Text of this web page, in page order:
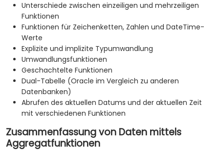
Unterschiede zwischen einzeiligen und mehrzeiligen
Funktionen
Funktionen für Zeichenketten, Zahlen und DateTime-
Werte
Explizite und implizite Typumwandlung
Umwandlungsfunktionen
Geschachtelte Funktionen
Dual-Tabelle (Oracle im Vergleich zu anderen
Datenbanken)
Abrufen des aktuellen Datums und der aktuellen Zeit
mit verschiedenen Funktionen
Zusammenfassung von Daten mittels
Aggregatfunktionen